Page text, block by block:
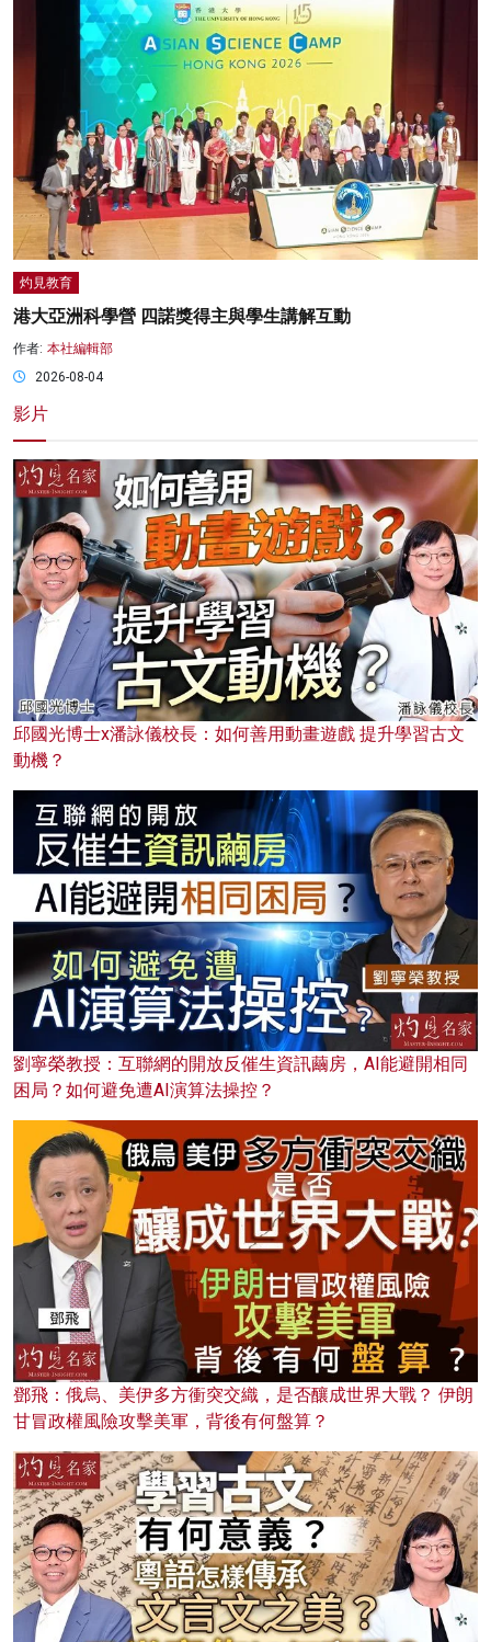
灼見教育
港大亞洲科學營 四諾獎得主與學生講解互動
作者: 本社編輯部
2026-08-04
影片
邱國光博士x潘詠儀校長：如何善用動畫遊戲 提升學習古文
動機？
劉寧榮教授：互聯網的開放反催生資訊繭房，AI能避開相同
困局？如何避免遭AI演算法操控？
鄧飛：俄烏、美伊多方衝突交織，是否釀成世界大戰？ 伊朗
甘冒政權風險攻擊美軍，背後有何盤算？